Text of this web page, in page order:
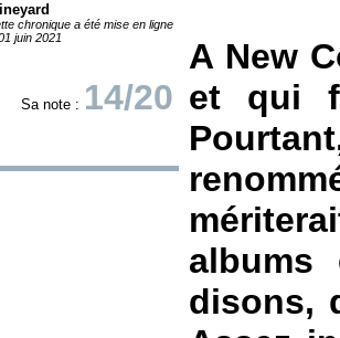
chronique a été mise en ligne
juin 2021
Sa note : 14/20
A New
et qui
albums
disons,